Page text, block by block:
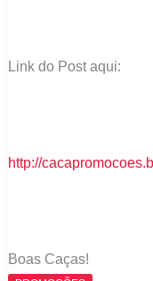
Link do Post aqui:
http://
Boas Caças!